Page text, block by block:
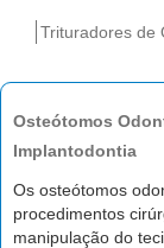
Trituradores de
Osteótomos
Implantodontia
Os osteótomos
procedimentos
manipulação do